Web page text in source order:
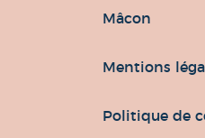
Mâcon
Mentions
Politique de